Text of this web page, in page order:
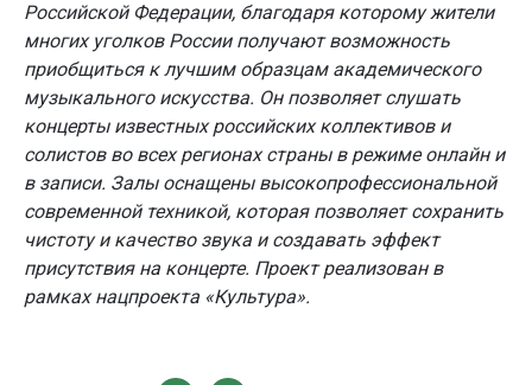
Российской Федерации, благодаря которому жители
многих уголков России получают возможность
приобщиться к лучшим образцам академического
музыкального искусства. Он позволяет слушать
концерты известных российских коллективов и
солистов во всех регионах страны в режиме онлайн и
в записи. Залы оснащены высокопрофессиональной
современной техникой, которая позволяет сохранить
чистоту и качество звука и создавать эффект
присутствия на концерте. Проект реализован в
рамках нацпроекта «Культура».